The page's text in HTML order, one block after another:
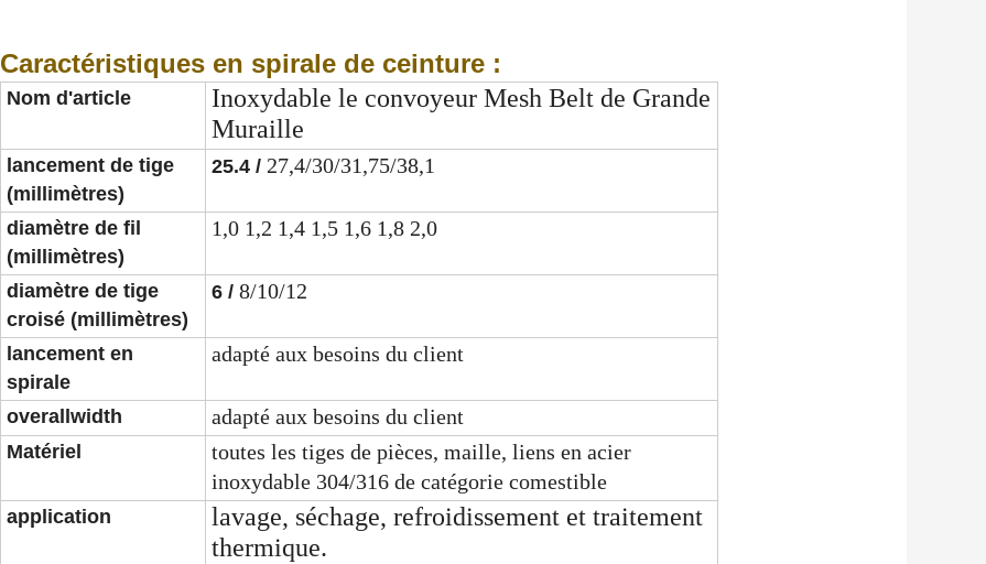
Caractéristiques en spirale de ceinture :
Nom d'article
Inoxydable le convoyeur Mesh Belt de Grande
Muraille
lancement de tige
(millimètres)
25.4 / 27,4/30/31,75/38,1
diamètre de fil
(millimètres)
1,0 1,2 1,4 1,5 1,6 1,8 2,0
diamètre de tige
croisé (millimètres)
6 / 8/10/12
lancement en
spirale
adapté aux besoins du client
overallwidth adapté aux besoins du client
Matériel
toutes les tiges de pièces, maille, liens en acier
inoxydable 304/316 de catégorie comestible
application
lavage, séchage, refroidissement et traitement
thermique.